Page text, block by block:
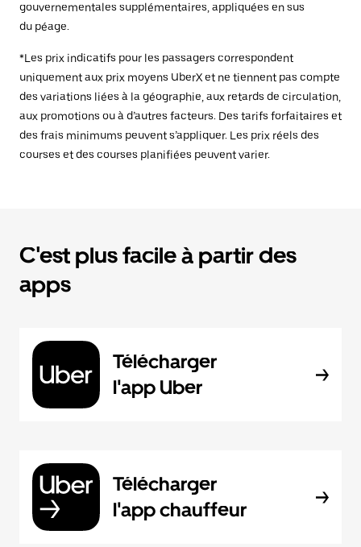
gouvernementales supplémentaires, appliquées en sus
du péage.
*Les prix indicatifs pour les passagers correspondent
uniquement aux prix moyens UberX et ne tiennent pas compte
des variations liées à la géographie, aux retards de circulation,
aux promotions ou à d’autres facteurs. Des tarifs forfaitaires et
des frais minimums peuvent s’appliquer. Les prix réels des
courses et des courses planifiées peuvent varier.
C'est plus facile à partir des
apps
Télécharger
l'app Uber
Télécharger
l'app chauffeur